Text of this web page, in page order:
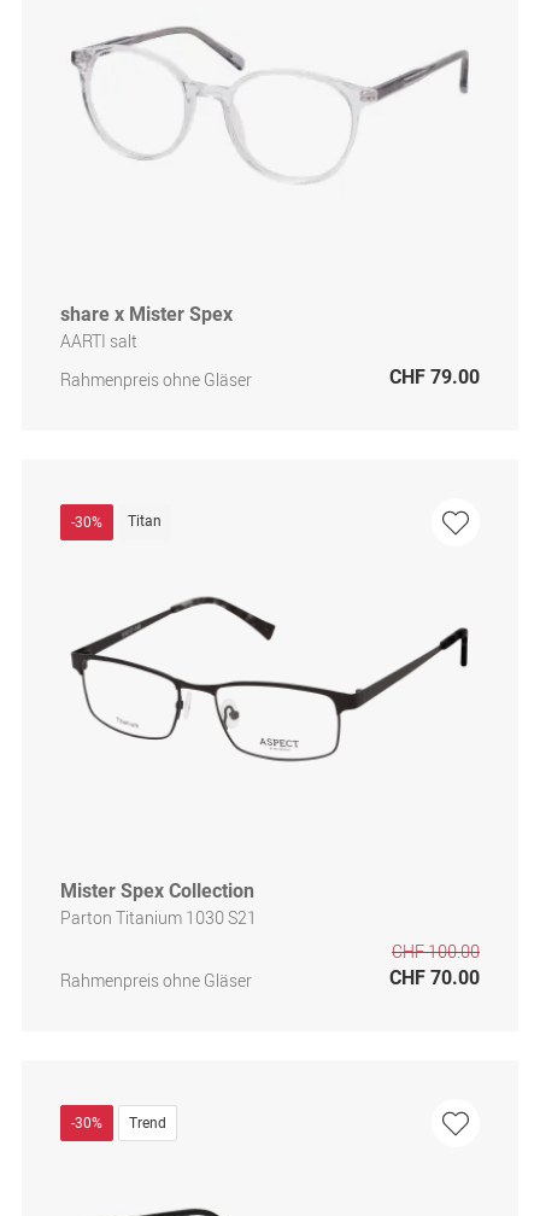
share x Mister Spex
AARTI salt
Rahmenpreis ohne Gläser
CHF 79.00
-30% Titan
Mister Spex Collection
Parton Titanium 1030 S21
Rahmenpreis ohne Gläser
CHF 100.00
CHF 70.00
-30% Trend